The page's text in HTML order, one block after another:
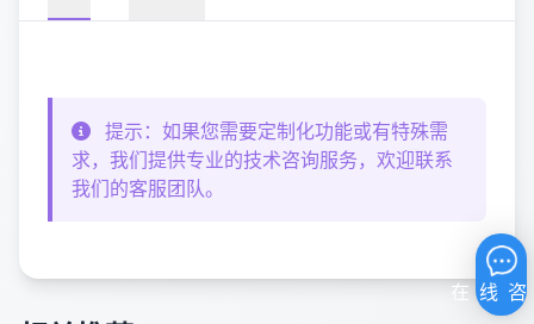
提示：如果您需要定制化功能或有特殊需
求，我们提供专业的技术咨询服务，欢迎联系
我们的客服团队。